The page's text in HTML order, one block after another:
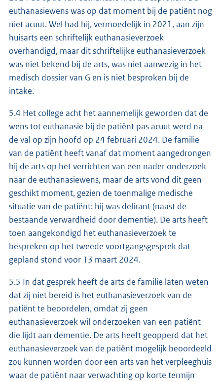
euthanasiewens was op dat moment bij de patiënt nog
niet acuut. Wel had hij, vermoedelijk in 2021, aan zijn
huisarts een schriftelijk euthanasieverzoek
overhandigd, maar dit schriftelijke euthanasieverzoek
was niet bekend bij de arts, was niet aanwezig in het
medisch dossier van G en is niet besproken bij de
intake.
5.4 Het college acht het aannemelijk geworden dat de
wens tot euthanasie bij de patiënt pas acuut werd na
de val op zijn hoofd op 24 februari 2024. De familie
van de patiënt heeft vanaf dat moment aangedrongen
bij de arts op het verrichten van een nader onderzoek
naar de euthanasiewens, maar de arts vond dit geen
geschikt moment, gezien de toenmalige medische
situatie van de patiënt: hij was delirant (naast de
bestaande verwardheid door dementie). De arts heeft
toen aangekondigd het euthanasieverzoek te
bespreken op het tweede voortgangsgesprek dat
gepland stond voor 13 maart 2024.
5.5 In dat gesprek heeft de arts de familie laten weten
dat zij niet bereid is het euthanasieverzoek van de
patiënt te beoordelen, omdat zij geen
euthanasieverzoek wil onderzoeken van een patiënt
die lijdt aan dementie. De arts heeft geopperd dat het
euthanasieverzoek van de patiënt mogelijk beoordeeld
zou kunnen worden door een arts van het verpleeghuis
waar de patiënt naar verwachting op korte termijn